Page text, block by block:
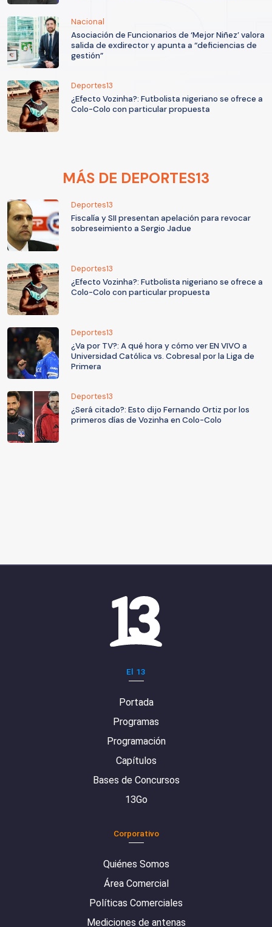
Nacional
Asociación de Funcionarios de ‘Mejor Niñez’ valora
salida de exdirector y apunta a “deficiencias de
gestión”
Deportes13
¿Efecto Vozinha?: Futbolista nigeriano se ofrece a
Colo-Colo con particular propuesta
MÁS DE DEPORTES13
Deportes13
Fiscalía y SII presentan apelación para revocar
sobreseimiento a Sergio Jadue
Deportes13
¿Efecto Vozinha?: Futbolista nigeriano se ofrece a
Colo-Colo con particular propuesta
Deportes13
¿Va por TV?: A qué hora y cómo ver EN VIVO a
Universidad Católica vs. Cobresal por la Liga de
Primera
Deportes13
¿Será citado?: Esto dijo Fernando Ortiz por los
primeros días de Vozinha en Colo-Colo
El 13
Portada
Programas
Programación
Capítulos
Bases de Concursos
13Go
Corporativo
Quiénes Somos
Área Comercial
Políticas Comerciales
Mediciones de antenas